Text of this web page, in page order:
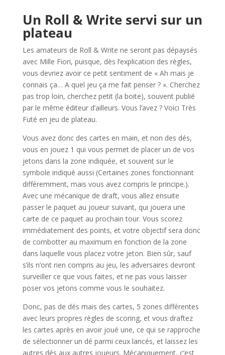
Un Roll & Write servi sur un
plateau
Les amateurs de Roll & Write ne seront pas dépaysés
avec Mille Fiori, puisque, dès l’explication des règles,
vous devriez avoir ce petit sentiment de « Ah mais je
connais ça… A quel jeu ça me fait penser ? ». Cherchez
pas trop loin, cherchez petit (la boite), souvent publié
par le même éditeur d’ailleurs. Vous l’avez ? Voici Très
Futé en jeu de plateau.
Vous avez donc des cartes en main, et non des dés,
vous en jouez 1 qui vous permet de placer un de vos
jetons dans la zone indiquée, et souvent sur le
symbole indiqué aussi (Certaines zones fonctionnant
différemment, mais vous avez compris le principe.).
Avec une mécanique de draft, vous allez ensuite
passer le paquet au joueur suivant, qui jouera une
carte de ce paquet au prochain tour. Vous scorez
immédiatement des points, et votre objectif sera donc
de combotter au maximum en fonction de la zone
dans laquelle vous placez votre jeton. Bien sûr, sauf
s’ils n’ont rien compris au jeu, les adversaires devront
surveiller ce que vous faites, et ne pas vous laisser
poser vos jetons comme vous le souhaitez.
Donc, pas de dés mais des cartes, 5 zones différentes
avec leurs propres règles de scoring, et vous draftez
les cartes après en avoir joué une, ce qui se rapproche
de sélectionner un dé parmi ceux lancés, et laissez les
autres dés aux autres joueurs. Mécaniquement, c’est